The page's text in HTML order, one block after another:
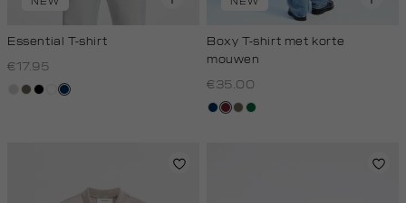
Essential T-shirt
€17.95
taupe,
lichtbruin
zwart
witdonkerblauw
Boxy T-shirt met korte
mouwen
€35.00
donkerblauw
bordeaux
lichtbruin
donkergroen